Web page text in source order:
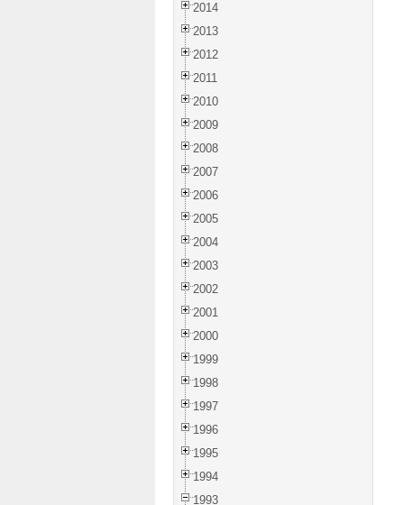
2014
2013
2012
2011
2010
2009
2008
2007
2006
2005
2004
2003
2002
2001
2000
1999
1998
1997
1996
1995
1994
1993